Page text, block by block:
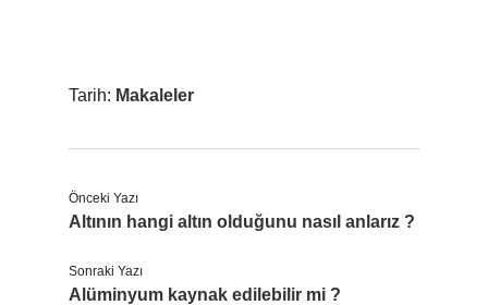
Tarih: Makaleler
Önceki Yazı
Altının hangi altın olduğunu nasıl anlarız ?
Sonraki Yazı
Alüminyum kaynak edilebilir mi ?